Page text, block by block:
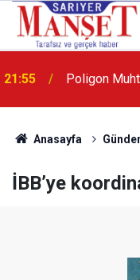
21:55 Poligon
13:36 'Poligon'da
Anasayfa
İBB’ye